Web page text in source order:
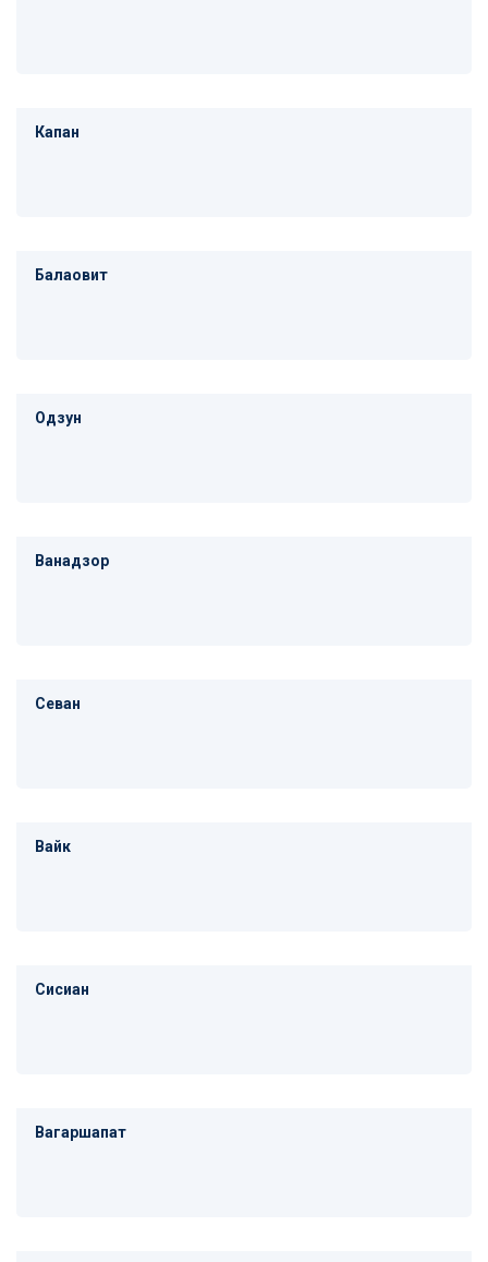
Капан
Балаовит
Одзун
Ванадзор
Севан
Вайк
Сисиан
Вагаршапат